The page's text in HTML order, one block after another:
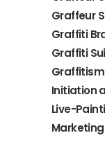
Graffeur
Graffiti
Graffiti
Initiation
Live-